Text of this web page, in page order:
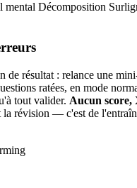
mental Décomposition
de résultat : relance une
ratées, en mode
tout valider. Aucun score,
la révision — c'est de